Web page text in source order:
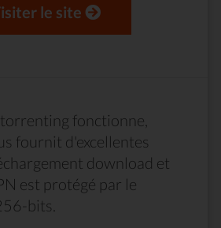
le site
fonctionne,
fournit d'excellentes
download et
est protégé par le
bits.